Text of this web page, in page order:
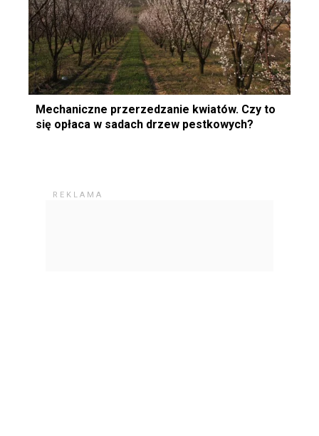
Mechaniczne przerzedzanie kwiatów. Czy to
się opłaca w sadach drzew pestkowych?